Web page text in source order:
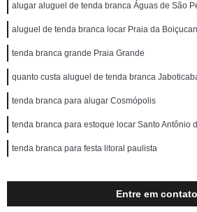
alugar aluguel de tenda branca Águas de São
aluguel de tenda branca locar Praia da
tenda branca grande Praia Grande
quanto custa aluguel de tenda branca
tenda branca para alugar Cosmópolis
tenda branca para estoque locar Santo Antônio
tenda branca para festa litoral paulista
Entre em contato